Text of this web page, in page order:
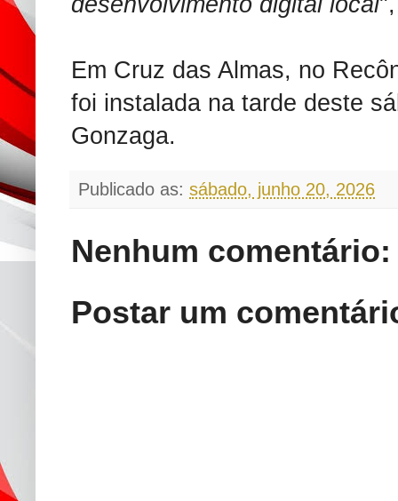
Em Cruz das Almas, no
foi instalada na tarde deste
Gonzaga.
Publicado as: sábado, junho 20, 2026
Nenhum comentário:
Postar um